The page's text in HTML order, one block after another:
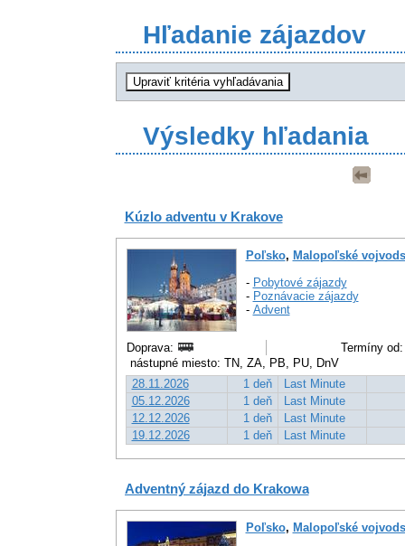
Hľadanie zájazdov
Výsledky hľadania
Kúzlo adventu v Krakove
Poľsko, Malopoľské
- Pobytové zájazdy
- Poznávacie zájazdy
- Advent
Doprava:
Termíny
nástupné miesto: TN, ZA, PB, PU, DnV
28.11.2026
1 deň
Last Minute
05.12.2026
1 deň
Last Minute
12.12.2026
1 deň
Last Minute
19.12.2026
1 deň Last Minute
Adventný zájazd do Krakowa
Poľsko, Malopoľské